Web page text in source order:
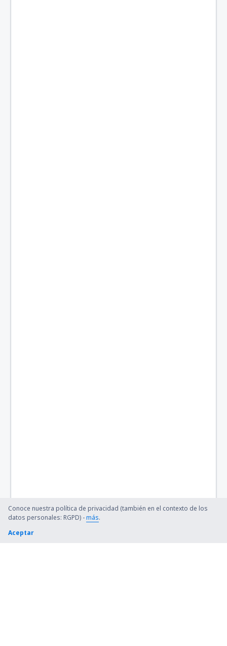
Conoce nuestra política de privacidad (también en el contexto de los
datos personales: RGPD) -más.
Aceptar